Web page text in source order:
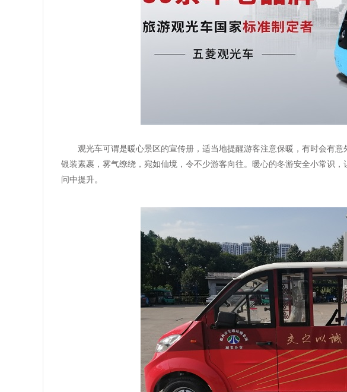
观光车可谓是暖心景区的宣传册，适当地提醒游客注意保暖，有时会有
银装素裹，雾气缭绕，宛如仙境，令不少游客向往。暖心的冬游安全小常识
问中提升。